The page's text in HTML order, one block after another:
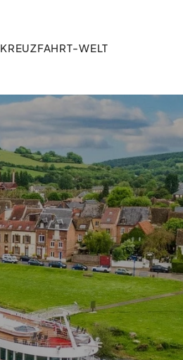
KREUZFAHRT-WELT